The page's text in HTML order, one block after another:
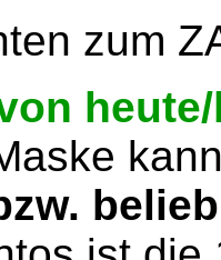
zum
heute